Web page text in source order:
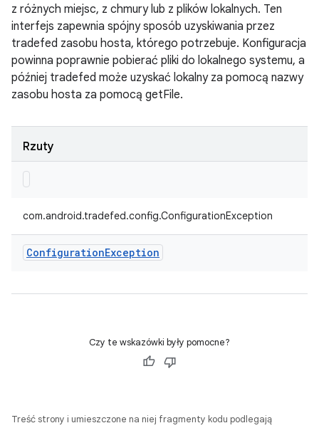
z różnych miejsc, z chmury lub z plików lokalnych. Ten
interfejs zapewnia spójny sposób uzyskiwania przez
tradefed zasobu hosta, którego potrzebuje. Konfiguracja
powinna poprawnie pobierać pliki do lokalnego systemu, a
później tradefed może uzyskać lokalny za pomocą nazwy
zasobu hosta za pomocą getFile.
Rzuty
com.android.tradefed.config.ConfigurationException
ConfigurationException
Czy te wskazówki były pomocne?
Treść strony i umieszczone na niej fragmenty kodu podlegają